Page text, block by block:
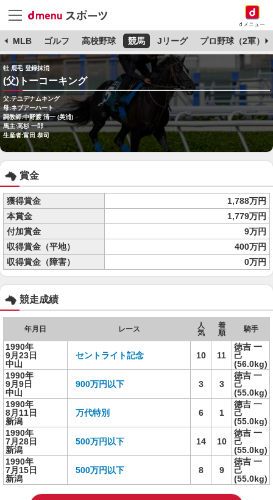
dメニュー
MLB ゴルフ 高校野球 競馬 Jリーグ プロ野球（2軍）
牡 鹿毛 登録抹消
(父)トーコーキング
父:テユデナムキング
母:ネブアーハート
調教師:中野渡 清一 (美浦)
馬主:高杉 一郎
生産者:富田 恭司
賞金
獲得賞金
1,788万円
本賞金
1,779万円
付加賞金
9万円
収得賞金（平地）
400万円
収得賞金（障害）
0万円
競走成績
年月日 レース
人
気
着
順
騎手
1990年
9月23日
中山
セントライト記念 10 11
徳吉 一
己
(56.0kg)
1990年
9月9日
中山
900万円以下 3 3
徳吉 一
己
(55.0kg)
1990年
8月11日
新潟
万代特別 6 1
徳吉 一
己
(55.0kg)
1990年
7月28日
新潟
500万円以下 14 10
徳吉 一
己
(55.0kg)
1990年
7月15日
新潟
500万円以下 8 9
徳吉 一
己
(55.0kg)